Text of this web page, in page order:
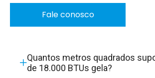
Qual a melhor marca de ar-
inverter 18.000 BTUs?
aparelhos de ar-condicionado
qualidade e economia. A marca
Fale conosco
Quantos metros quadrados
de 18.000 BTUs gela?